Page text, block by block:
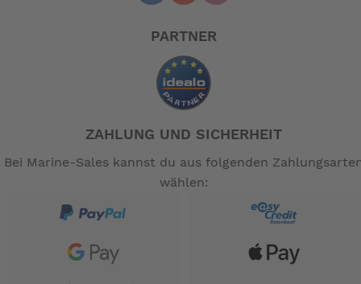
einschließlich des Brompton Electric
Lieferumfang: 1 Stück (Bitte beachten Sie, dass
Sie die Menge 2 auswählen müssen, wenn Sie
beide Fahrradreifen ersetzen möchten.)
gehören nicht zum Leistungsumfang. --
PARTNER
ZAHLUNG UND SICHERHEIT
Bei Marine-Sales kannst du aus folgenden
wählen: